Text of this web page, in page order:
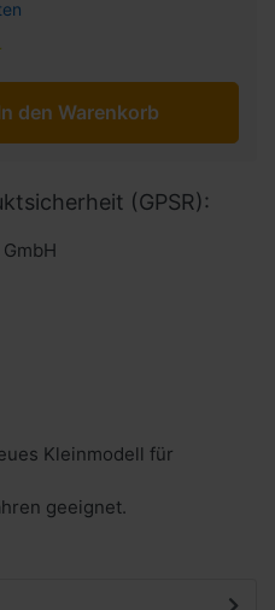
den Warenkorb
(GPSR):
Kleinmodell für
geeignet.